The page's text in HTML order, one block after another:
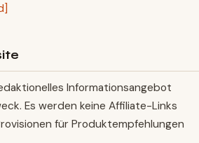
Informationsangebot
Es werden keine Affiliate-Links
für Produktempfehlungen